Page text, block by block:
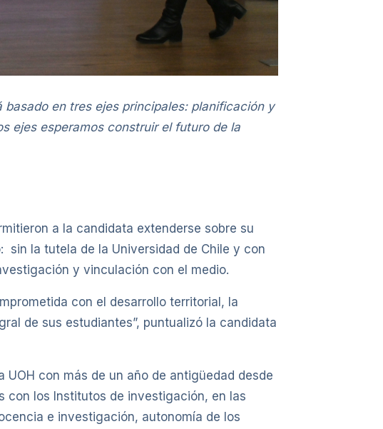
en tres ejes principales: planificación y
ejes esperamos construir el futuro de la
a la candidata extenderse sobre su
sin la tutela de la Universidad de Chile y con
y vinculación con el medio.
con el desarrollo territorial, la
de sus estudiantes”, puntualizó la candidata
con más de un año de antigüedad desde
con los Institutos de investigación, en las
e investigación, autonomía de los